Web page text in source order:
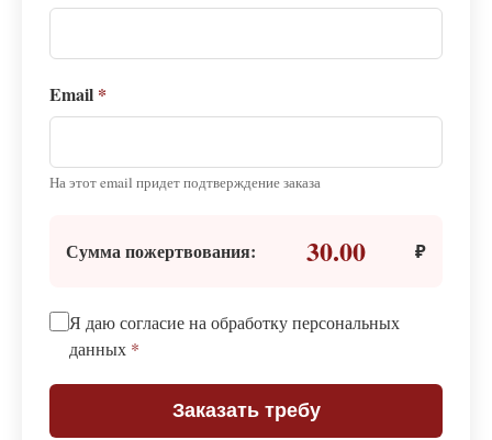
Email *
На этот email придет подтверждение заказа
Сумма пожертвования: 30.00 ₽
Я даю согласие на обработку персональных
данных *
Заказать требу